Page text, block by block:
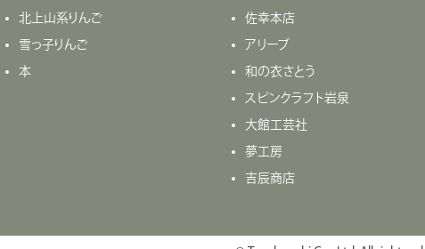
北上山系りんご
雪っ子りんご
本
佐幸本店
アリーブ
和の衣さとう
スピンクラフト岩泉
大館工芸社
夢工房
吉辰商店